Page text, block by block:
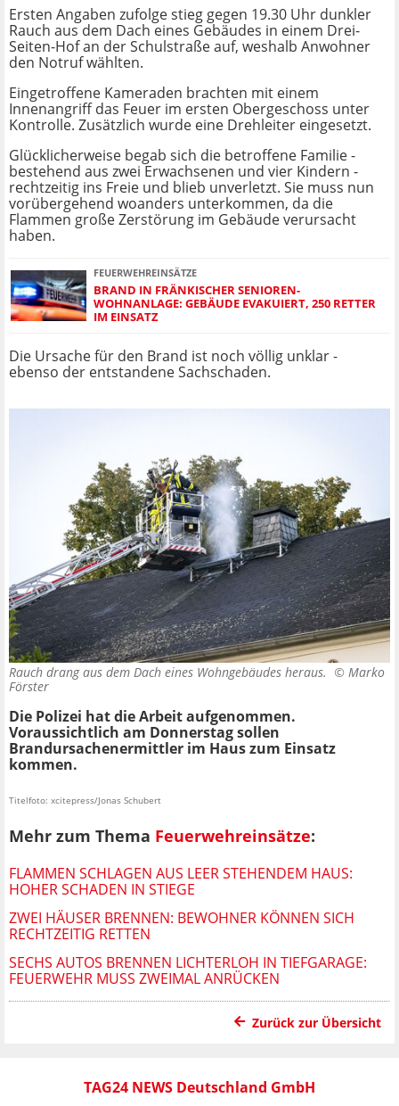
Ersten Angaben zufolge stieg gegen 19.30 Uhr dunkler
Rauch aus dem Dach eines Gebäudes in einem Drei-
Seiten-Hof an der Schulstraße auf, weshalb Anwohner
den Notruf wählten.
Eingetroffene Kameraden brachten mit einem
Innenangriff das Feuer im ersten Obergeschoss unter
Kontrolle. Zusätzlich wurde eine Drehleiter eingesetzt.
Glücklicherweise begab sich die betroffene Familie -
bestehend aus zwei Erwachsenen und vier Kindern -
rechtzeitig ins Freie und blieb unverletzt. Sie muss nun
vorübergehend woanders unterkommen, da die
Flammen große Zerstörung im Gebäude verursacht
haben.
FEUERWEHREINSÄTZE
BRAND IN FRÄNKISCHER SENIOREN-
WOHNANLAGE: GEBÄUDE EVAKUIERT, 250 RETTER
IM EINSATZ
Die Ursache für den Brand ist noch völlig unklar -
ebenso der entstandene Sachschaden.
Rauch drang aus dem Dach eines Wohngebäudes heraus. © Marko
Förster
Die Polizei hat die Arbeit aufgenommen.
Voraussichtlich am Donnerstag sollen
Brandursachenermittler im Haus zum Einsatz
kommen.
Titelfoto: xcitepress/Jonas Schubert
Mehr zum Thema Feuerwehreinsätze:
FLAMMEN SCHLAGEN AUS LEER STEHENDEM HAUS:
HOHER SCHADEN IN STIEGE
ZWEI HÄUSER BRENNEN: BEWOHNER KÖNNEN SICH
RECHTZEITIG RETTEN
SECHS AUTOS BRENNEN LICHTERLOH IN TIEFGARAGE:
FEUERWEHR MUSS ZWEIMAL ANRÜCKEN
Zurück zur Übersicht
TAG24 NEWS Deutschland GmbH